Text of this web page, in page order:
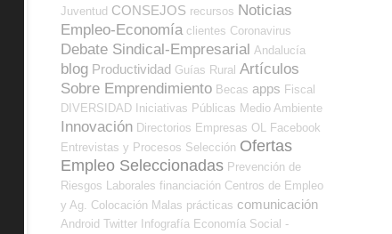
Juventud CONSEJOS recursos Noticias
Empleo-Economía clientes Coronavirus
Debate Sindical-Empresarial Andalucía
blog Productividad Guías Rural Artículos
Sobre Emprendimiento Becas apps Fiscal
DIVERSIDAD Iniciativas Públicas Medio Ambiente
Innovación Directorios Empresas OL
Facebook
Entrevistas y Procesos Selección Ofertas
Empleo Seleccionadas Prevención de
Riesgos Laborales financiación Centros de Empleo
y Ag. Colocación Malas prácticas comunicación
Android Twitter Infografía Economía Social -